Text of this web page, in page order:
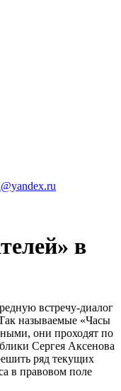
в
встречу-диалог
называемые «Часы
они проходят по
Сергея Аксенова
ряд текущих
в правовом поле